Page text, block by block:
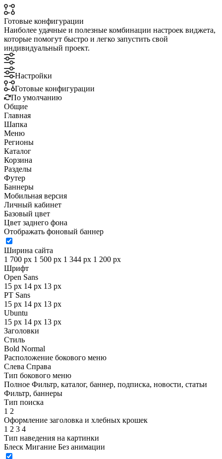
Готовые конфигурации
Наиболее удачные и полезные комбинации настроек виджета,
которые помогут быстро и легко запустить свой
индивидуальный проект.
Настройки
Готовые конфигурации
По умолчанию
Общие
Главная
Шапка
Меню
Регионы
Каталог
Корзина
Разделы
Футер
Баннеры
Мобильная версия
Личный кабинет
Базовый цвет
Цвет заднего фона
Отображать фоновый баннер
Ширина сайта
1 700 px 1 500 px 1 344 px 1 200 px
Шрифт
Open Sans
15 px 14 px 13 px
PT Sans
15 px 14 px 13 px
Ubuntu
15 px 14 px 13 px
Заголовки
Стиль
Bold Normal
Расположение бокового меню
Слева Справа
Тип бокового меню
Полное Фильтр, каталог, баннер, подписка, новости, статьи
Фильтр, баннеры
Тип поиска
1 2
Оформление заголовка и хлебных крошек
1 2 3 4
Тип наведения на картинки
Блеск Мигание Без анимации